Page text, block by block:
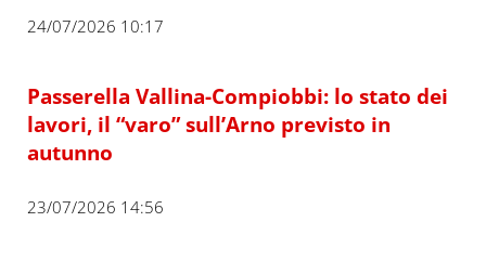
24/07/2026 10:17
Passerella Vallina-Compiobbi: lo stato dei
lavori, il “varo” sull’Arno previsto in
autunno
23/07/2026 14:56